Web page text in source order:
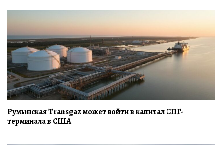
Румынская Transgaz может войти в капитал СПГ-
терминала в США